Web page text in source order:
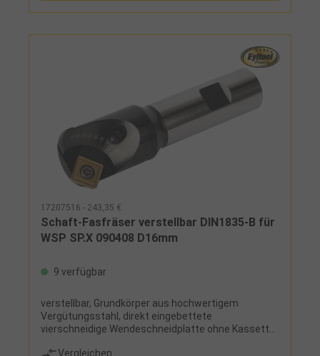
17207516 - 243,35 €
Schaft-Fasfräser verstellbar DIN1835-B für
WSP SP.X 090408 D16mm
9 verfügbar
verstellbar, Grundkörper aus hochwertigem
Vergütungsstahl, direkt eingebettete
vierschneidige Wendeschneidplatte ohne Kassette
Vergleichen